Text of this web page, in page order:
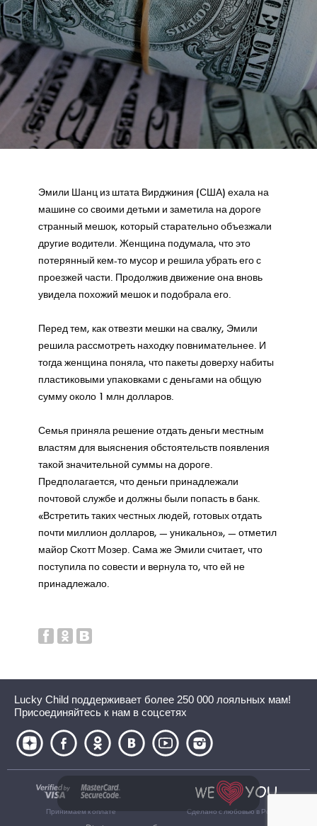
Эмили Шанц из штата Вирджиния (США) ехала на
машине со своими детьми и заметила на дороге
странный мешок, который старательно объезжали
другие водители. Женщина подумала, что это
потерянный кем-то мусор и решила убрать его с
проезжей части. Продолжив движение она вновь
увидела похожий мешок и подобрала его.
Перед тем, как отвезти мешки на свалку, Эмили
решила рассмотреть находку повнимательнее. И
тогда женщина поняла, что пакеты доверху набиты
пластиковыми упаковками с деньгами на общую
сумму около 1 млн долларов.
Семья приняла решение отдать деньги местным
властям для выяснения обстоятельств появления
такой значительной суммы на дороге.
Предполагается, что деньги принадлежали
почтовой службе и должны были попасть в банк.
«Встретить таких честных людей, готовых отдать
почти миллион долларов, — уникально», — отметил
майор Скотт Мозер. Сама же Эмили считает, что
поступила по совести и вернула то, что ей не
принадлежало.
Lucky Child поддерживает более 250 000 лояльных мам!
Присоединяйтесь к нам в соцсетях
Принимаем к оплате Сделано с любовью в России